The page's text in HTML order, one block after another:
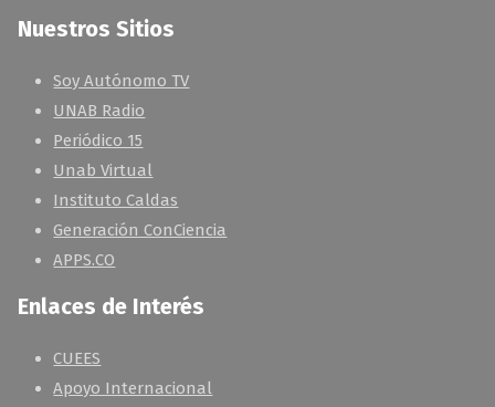
Nuestros Sitios
Soy Autónomo TV
UNAB Radio
Periódico 15
Unab Virtual
Instituto Caldas
Generación ConCiencia
APPS.CO
Enlaces de Interés
CUEES
Apoyo Internacional